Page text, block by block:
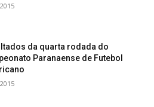
da quarta rodada do
Paranaense de Futebol